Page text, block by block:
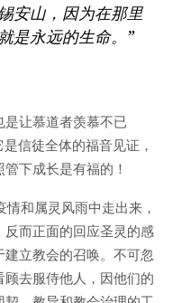
安山，因为在那里
是永远的生命。”
让慕道者羡慕不已
是信徒全体的福音见证，
下成长是有福的！
和属灵风雨中走出来，
而正面的回应圣灵的感
立教会的召唤。不可忽
去服侍他人，因他们的